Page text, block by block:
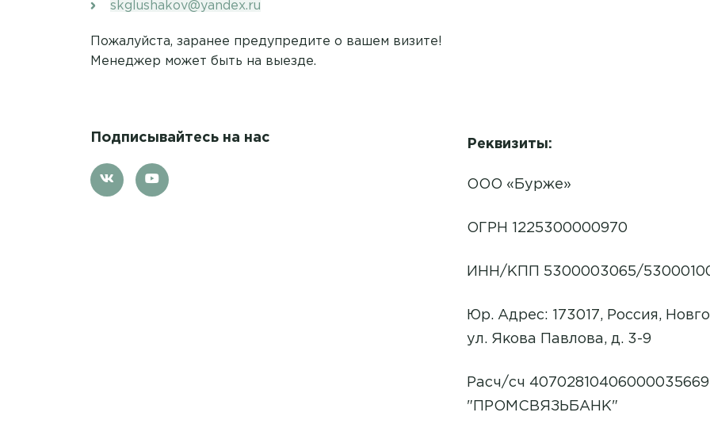
skglushakov@yandex.ru
Пожалуйста, заранее предупредите о вашем визите!
Менеджер может быть на выезде.
Подписывайтесь на нас Реквизиты:
ООО «Бурже»
ОГРН 1225300000970
ИНН/КПП 5300003065/
Юр. Адрес: 173017, Россия,
ул. Якова Павлова, д. 3-9
Расч/сч
"ПРОМСВЯЗЬБАНК"